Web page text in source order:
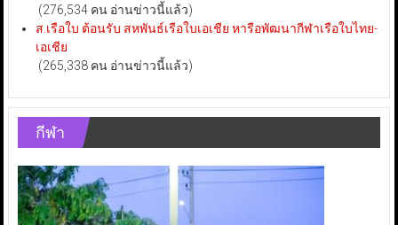
(276,534 คน อ่านข่าวนี้แล้ว)
ส.เรือใบ ต้อนรับ สหพันธ์เรือใบเอเชีย หารือพัฒนากีฬาเรือใบไทย-
เอเชีย
(265,338 คน อ่านข่าวนี้แล้ว)
กีฬา